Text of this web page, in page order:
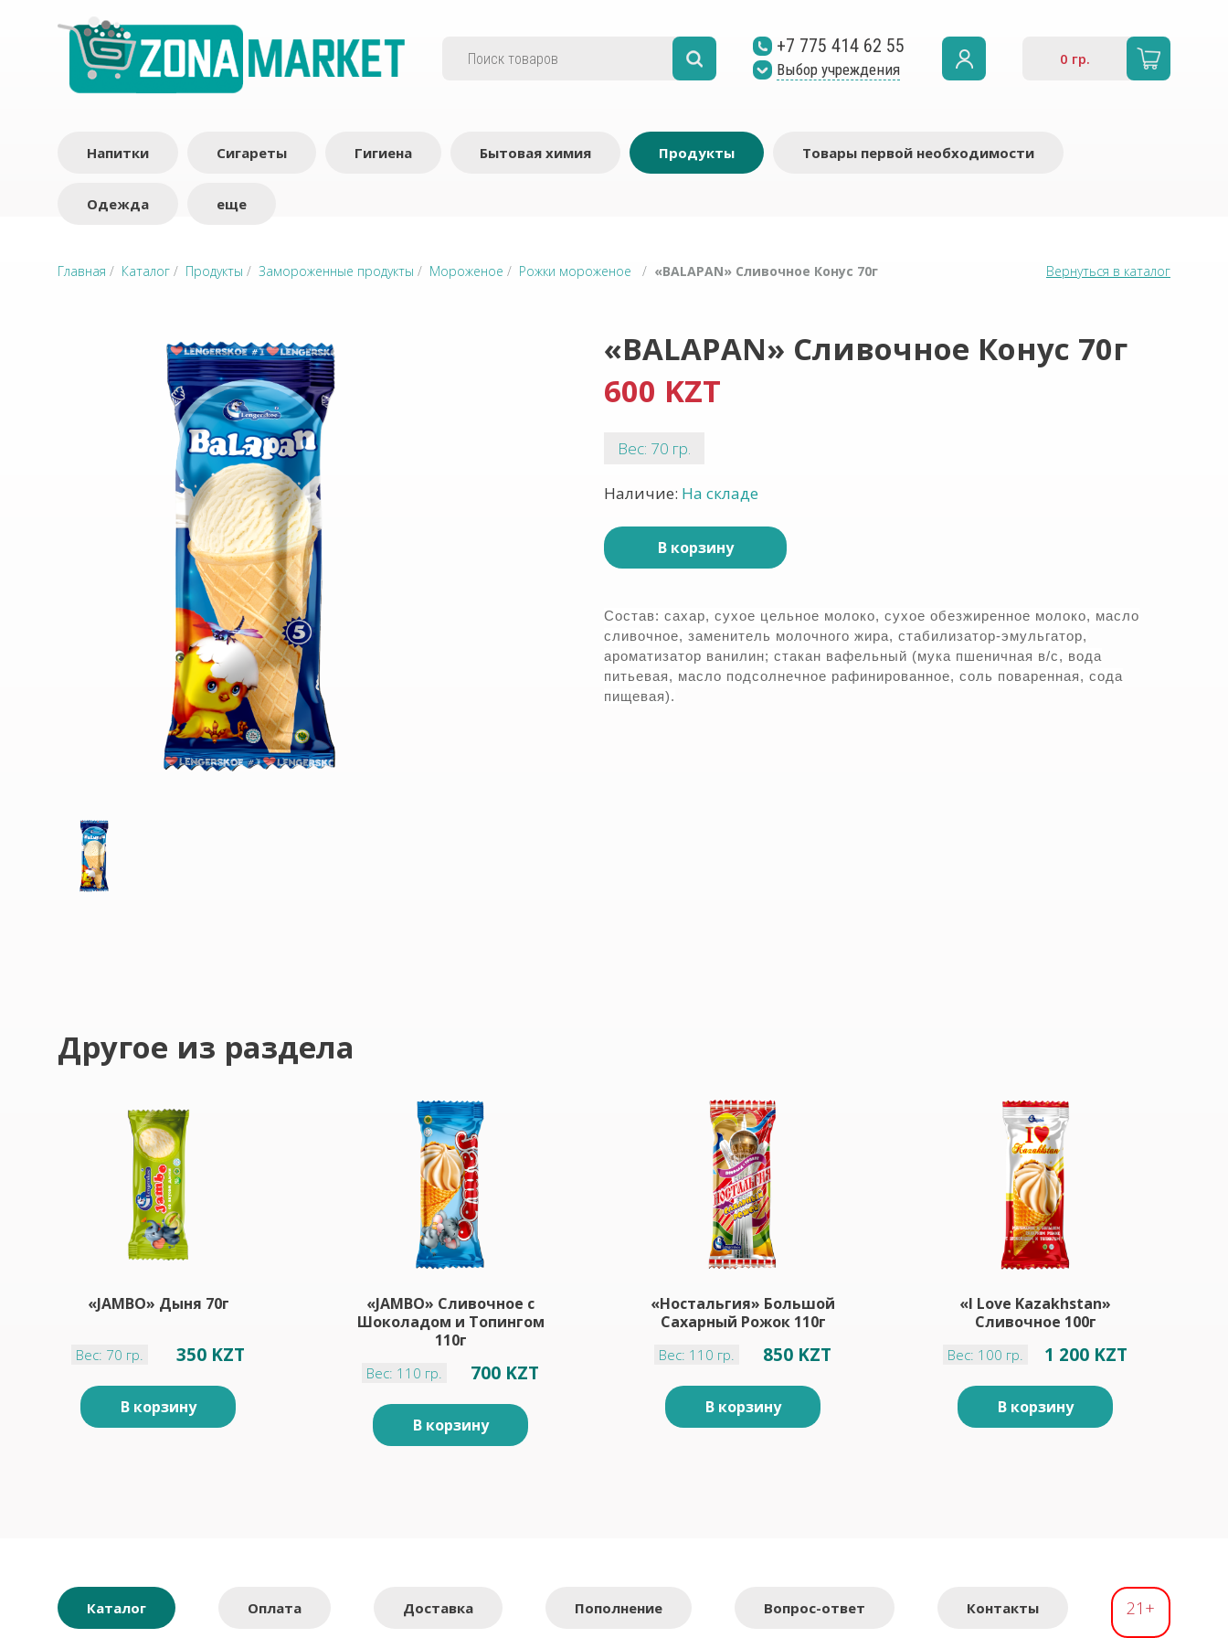
+7 775 414 62 55
Выбор учреждения
0 гр.
Напитки Сигареты Гигиена Бытовая химия Продукты Товары первой необходимости
Одежда еще
Главная / Каталог / Продукты / Замороженные продукты / Мороженое / Рожки мороженое / «BALAPAN» Cливочное Конус 70г Вернуться в каталог
«BALAPAN» Cливочное Конус 70г
600 KZT
Вес: 70 гр.
Наличие: На складе
В корзину
Состав: сахар, сухое цельное молоко, сухое обезжиренное молоко, масло
сливочное, заменитель молочного жира, стабилизатор-эмульгатор,
ароматизатор ванилин; стакан вафельный (мука пшеничная в/с, вода
питьевая, масло подсолнечное рафинированное, соль поваренная, сода
пищевая).
Другое из раздела
«JAMBO» Дыня 70г
Вес: 70 гр. 350 KZT
В корзину
«JAMBO» Сливочное с
Шоколадом и Топингом
110г
Вес: 110 гр. 700 KZT
В корзину
«Ностальгия» Большой
Сахарный Рожок 110г
Вес: 110 гр. 850 KZT
В корзину
«I Love Kazakhstan»
Сливочное 100г
Вес: 100 гр. 1 200 KZT
В корзину
Каталог Оплата Доставка Пополнение Вопрос-ответ Контакты 21+